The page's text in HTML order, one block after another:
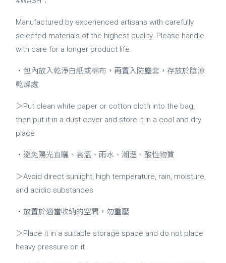
Manufactured by experienced artisans with carefully
selected materials of the highest quality. Please handle
with care for a longer product life.
・包內放入乾淨白紙或棉布，再置入防塵套，存放於陰涼
乾燥處
＞Put clean white paper or cotton cloth into the bag,
then put it in a dust cover and store it in a cool and dry
place
・避免陽光直曬、高溫、雨水、潮溼、酸性物質
＞Avoid direct sunlight, high temperature, rain, moisture,
and acidic substances
・放置於適當收納的空間，勿重壓
＞Place it in a suitable storage space and do not place
heavy pressure on it.